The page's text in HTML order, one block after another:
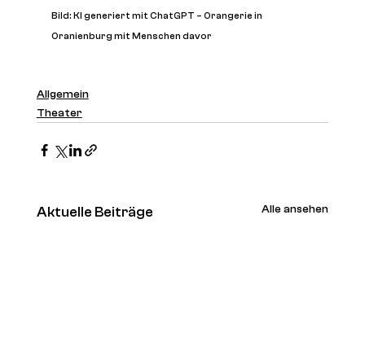
Bild: KI generiert mit ChatGPT – Orangerie in
Oranienburg mit Menschen davor
Allgemein
Theater
Aktuelle Beiträge Alle ansehen